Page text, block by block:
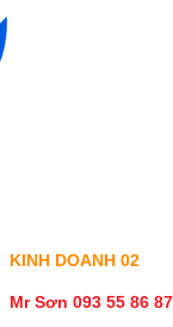
KINH DOANH 02
Mr Sơn 093 55 86